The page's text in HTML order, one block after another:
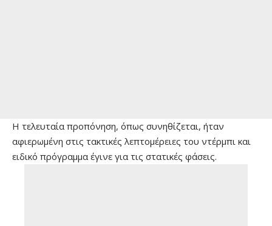
Η τελευταία προπόνηση, όπως συνηθίζεται, ήταν
αφιερωμένη στις τακτικές λεπτομέρειες του ντέρμπι και
ειδικό πρόγραμμα έγινε για τις στατικές φάσεις.